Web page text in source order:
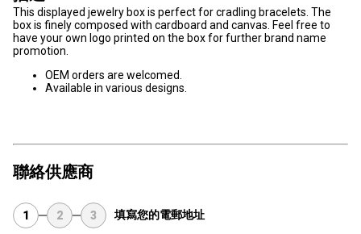
This displayed jewelry box is perfect for cradling bracelets. The
box is finely composed with cardboard and canvas. Feel free to
have your own logo printed on the box for further brand name
promotion.
OEM orders are welcomed.
Available in various designs.
聯絡供應商
1 2 3 填寫您的電郵地址